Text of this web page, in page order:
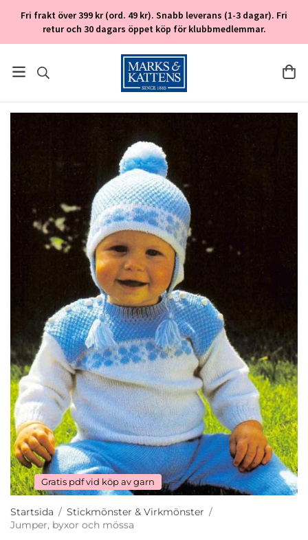
Fri frakt över 399 kr (ord. 49 kr). Snabb leverans (1-3 dagar). Fri
retur och 30 dagars öppet köp för klubbmedlemmar.
Gratis pdf vid köp av garn
Startsida / Stickmönster & Virkmönster /
Jumper, byxor och mössa